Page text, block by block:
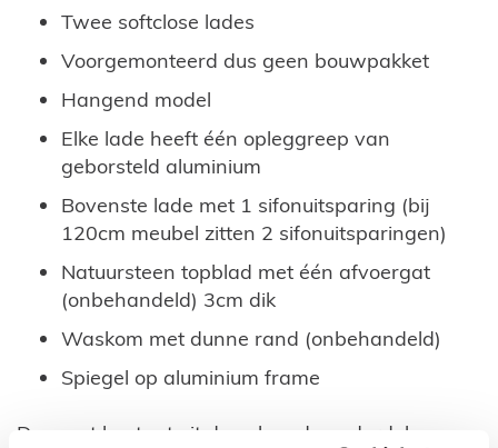
Twee softclose lades
Voorgemonteerd dus geen bouwpakket
Hangend model
Elke lade heeft één opleggreep van
geborsteld aluminium
Bovenste lade met 1 sifonuitsparing (bij
120cm meubel zitten 2 sifonuitsparingen)
Natuursteen topblad met één afvoergat
(onbehandeld) 3cm dik
Waskom met dunne rand (onbehandeld)
Spiegel op aluminium frame
Deze set bestaat uit de volgende onderdelen: